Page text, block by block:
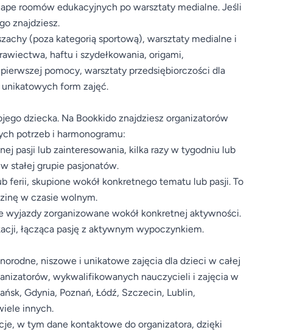
roomów edukacyjnych po warsztaty medialne. Jeśli
znajdziesz.
(poza kategorią sportową), warsztaty medialne i
haftu i szydełkowania, origami,
pomocy, warsztaty przedsiębiorczości dla
form zajęć.
dziecka. Na Bookkido znajdziesz organizatorów
potrzeb i harmonogramu:
pasji lub zainteresowania, kilka razy w tygodniu lub
stałej grupie pasjonatów.
ferii, skupione wokół konkretnego tematu lub pasji. To
w czasie wolnym.
zorganizowane wokół konkretnej aktywności.
łącząca pasję z aktywnym wypoczynkiem.
niszowe i unikatowe zajęcia dla dzieci w całej
wykwalifikowanych nauczycieli i zajęcia w
Gdynia, Poznań, Łódź, Szczecin, Lublin,
innych.
w tym dane kontaktowe do organizatora, dzięki